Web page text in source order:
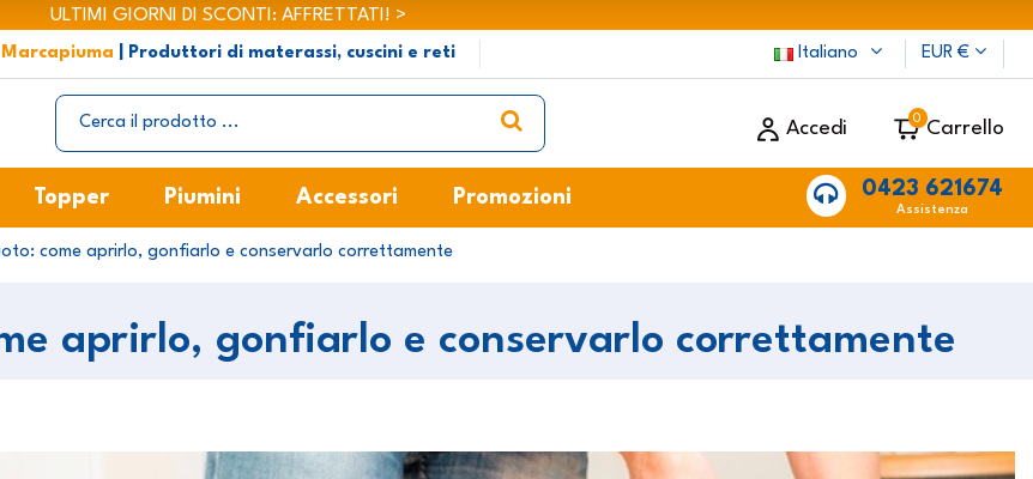
ULTIMI GIORNI DI SCONTI: AFFRETTATI! >
Marcapiuma | Produttori di materassi, cuscini e reti Italiano EUR €
Accedi 0 Carrello
Topper Piumini Accessori Promozioni 0423 621674
Assistenza
come aprirlo, gonfiarlo e conservarlo correttamente
aprirlo, gonfiarlo e conservarlo correttamente